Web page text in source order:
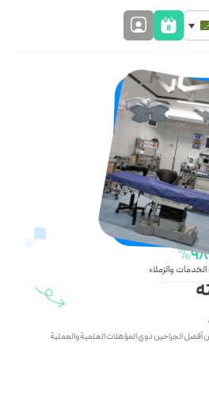
والزملاء
98
%
الجراحين ذوي المؤهلات العلمية والعملية